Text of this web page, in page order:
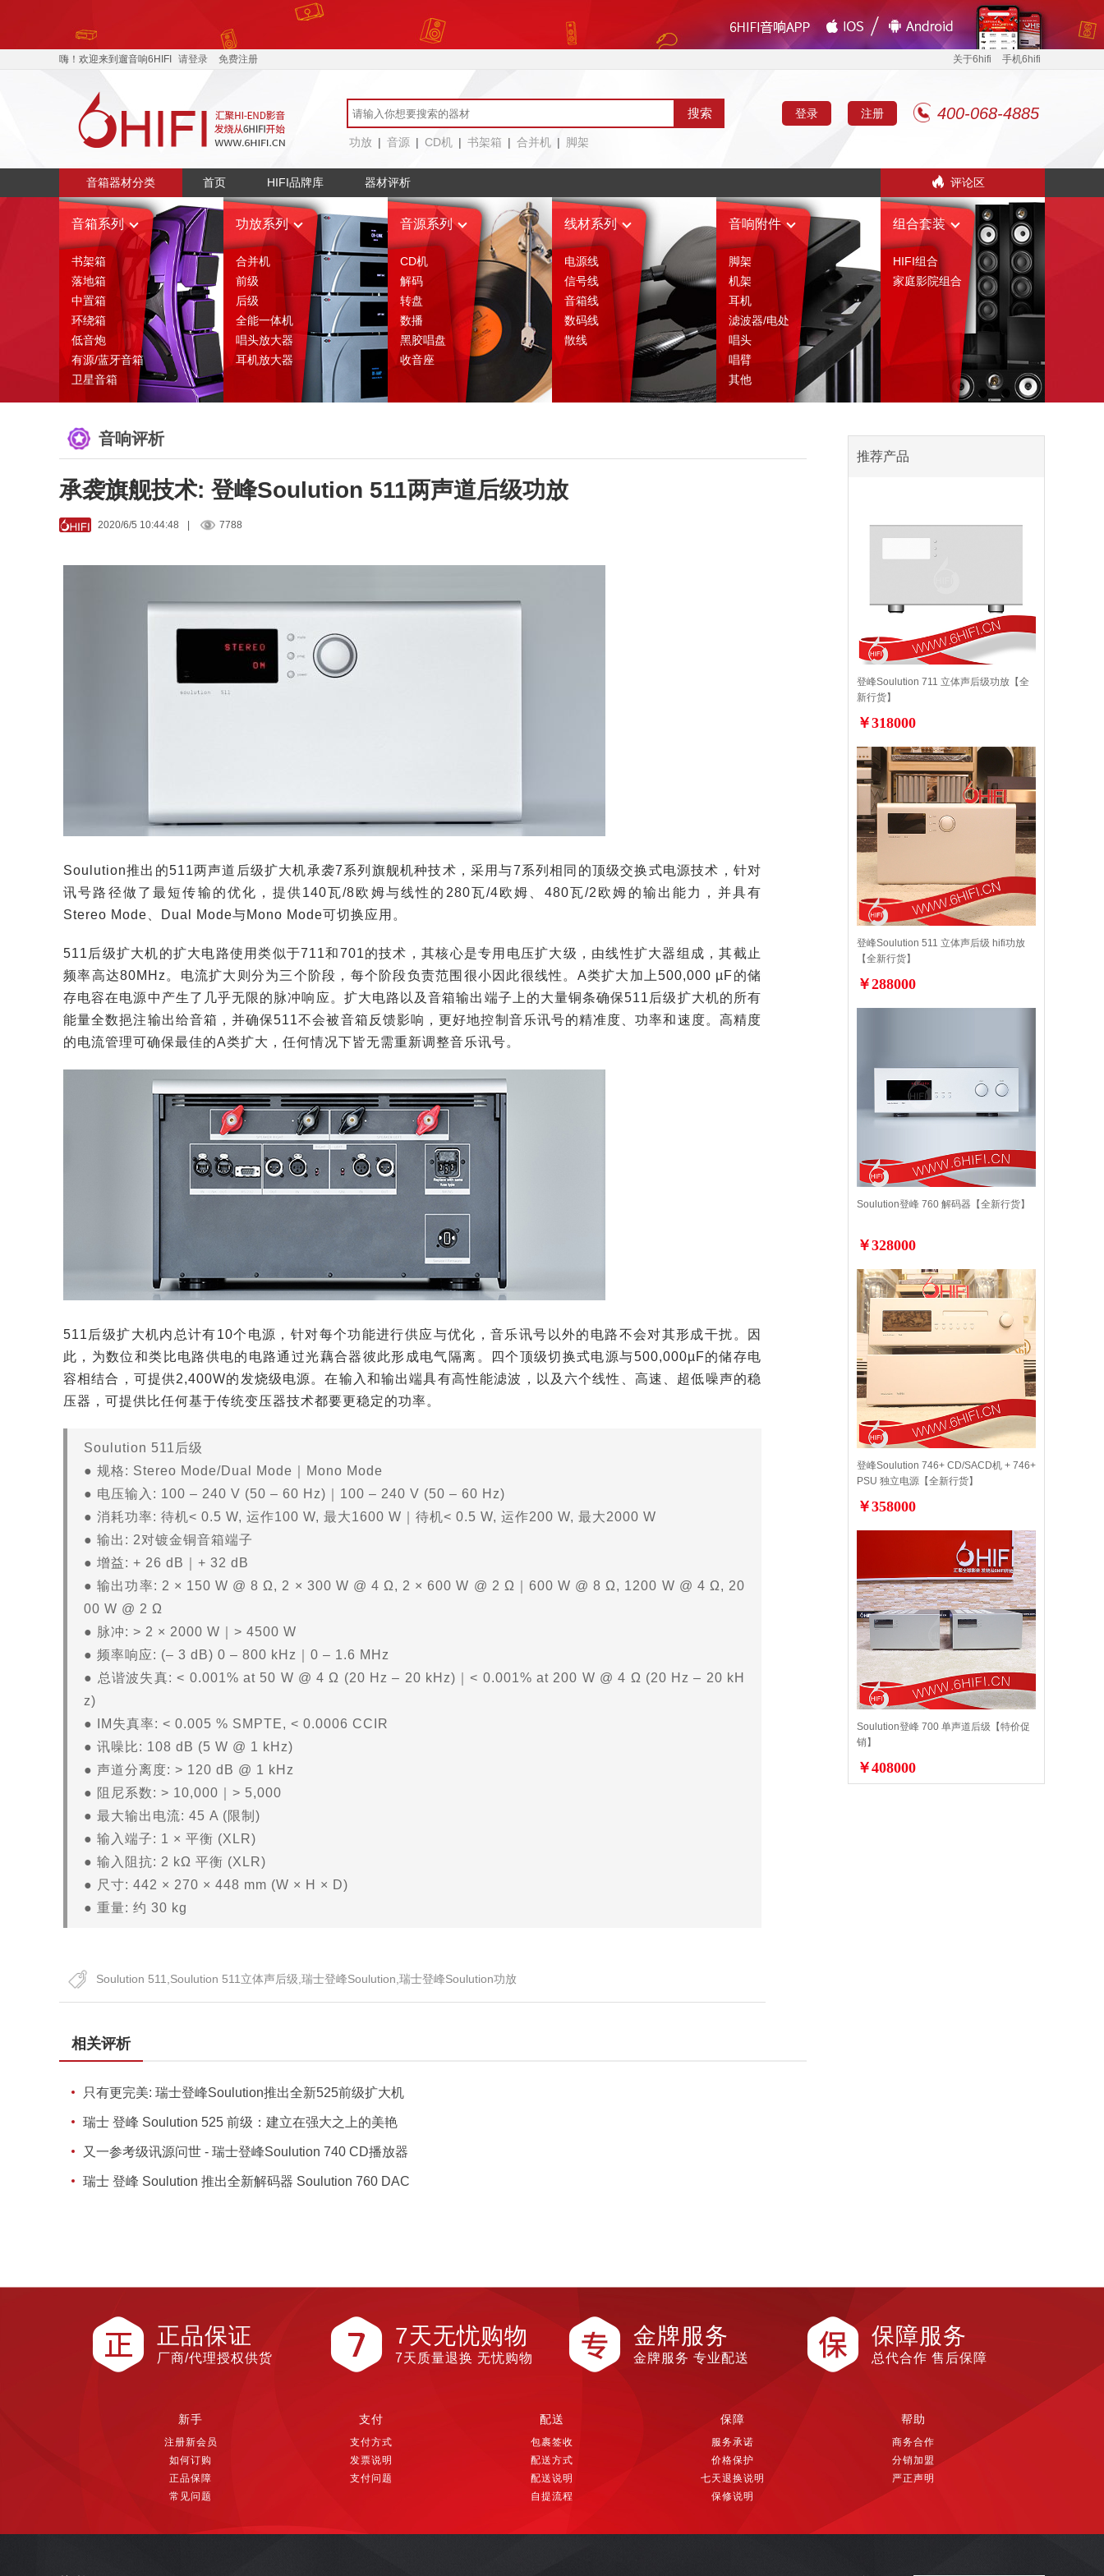
嗨！欢迎来到遛音响6HIFI 请登录 免费注册 关于6hifi 手机6hifi
功放 | 音源 | CD机 | 书架箱 | 合并机 | 脚架
登录 注册 400-068-4885
音箱器材分类 首页 HIFI品牌库 器材评析 评论区
音箱系列
书架箱
落地箱
中置箱
环绕箱
低音炮
有源/蓝牙音箱
卫星音箱
功放系列
合并机
前级
后级
全能一体机
唱头放大器
耳机放大器
音源系列
CD机
解码
转盘
数播
黑胶唱盘
收音座
线材系列
电源线
信号线
音箱线
数码线
散线
音响附件
脚架
机架
耳机
滤波器/电处
唱头
唱臂
其他
组合套装
HIFI组合
家庭影院组合
音响评析
承袭旗舰技术: 登峰Soulution 511两声道后级功放
2020/6/5 10:44:48 7788
Soulution推出的511两声道后级扩大机承袭7系列旗舰机种技术，采用与7系列相同的顶级交换式电源技术，针对
讯号路径做了最短传输的优化，提供140瓦/8欧姆与线性的280瓦/4欧姆、480瓦/2欧姆的输出能力，并具有
Stereo Mode、Dual Mode与Mono Mode可切换应用。
511后级扩大机的扩大电路使用类似于711和701的技术，其核心是专用电压扩大级，由线性扩大器组成，其截止
频率高达80MHz。电流扩大则分为三个阶段，每个阶段负责范围很小因此很线性。A类扩大加上500,000 µF的储
存电容在电源中产生了几乎无限的脉冲响应。扩大电路以及音箱输出端子上的大量铜条确保511后级扩大机的所有
能量全数挹注输出给音箱，并确保511不会被音箱反馈影响，更好地控制音乐讯号的精准度、功率和速度。高精度
的电流管理可确保最佳的A类扩大，任何情况下皆无需重新调整音乐讯号。
511后级扩大机内总计有10个电源，针对每个功能进行供应与优化，音乐讯号以外的电路不会对其形成干扰。因
此，为数位和类比电路供电的电路通过光藕合器彼此形成电气隔离。四个顶级切换式电源与500,000µF的储存电
容相结合，可提供2,400W的发烧级电源。在输入和输出端具有高性能滤波，以及六个线性、高速、超低噪声的稳
压器，可提供比任何基于传统变压器技术都要更稳定的功率。
Soulution 511后级
● 规格: Stereo Mode/Dual Mode｜Mono Mode
● 电压输入: 100 – 240 V (50 – 60 Hz)｜100 – 240 V (50 – 60 Hz)
● 消耗功率: 待机< 0.5 W, 运作100 W, 最大1600 W｜待机< 0.5 W, 运作200 W, 最大2000 W
● 输出: 2对镀金铜音箱端子
● 增益: + 26 dB｜+ 32 dB
● 输出功率: 2 × 150 W @ 8 Ω, 2 × 300 W @ 4 Ω, 2 × 600 W @ 2 Ω｜600 W @ 8 Ω, 1200 W @ 4 Ω, 20
00 W @ 2 Ω
● 脉冲: > 2 × 2000 W｜> 4500 W
● 频率响应: (– 3 dB) 0 – 800 kHz｜0 – 1.6 MHz
● 总谐波失真: < 0.001% at 50 W @ 4 Ω (20 Hz – 20 kHz)｜< 0.001% at 200 W @ 4 Ω (20 Hz – 20 kH
z)
● IM失真率: < 0.005 % SMPTE, < 0.0006 CCIR
● 讯噪比: 108 dB (5 W @ 1 kHz)
● 声道分离度: > 120 dB @ 1 kHz
● 阻尼系数: > 10,000｜> 5,000
● 最大输出电流: 45 A (限制)
● 输入端子: 1 × 平衡 (XLR)
● 输入阻抗: 2 kΩ 平衡 (XLR)
● 尺寸: 442 × 270 × 448 mm (W × H × D)
● 重量: 约 30 kg
Soulution 511,Soulution 511立体声后级,瑞士登峰Soulution,瑞士登峰Soulution功放
相关评析
只有更完美: 瑞士登峰Soulution推出全新525前级扩大机
瑞士 登峰 Soulution 525 前级：建立在强大之上的美艳
又一参考级讯源问世 - 瑞士登峰Soulution 740 CD播放器
瑞士 登峰 Soulution 推出全新解码器 Soulution 760 DAC
推荐产品
登峰Soulution 711 立体声后级功放【全
新行货】
￥318000
登峰Soulution 511 立体声后级 hifi功放
【全新行货】
￥288000
Soulution登峰 760 解码器【全新行货】
￥328000
登峰Soulution 746+ CD/SACD机 + 746+
PSU 独立电源【全新行货】
￥358000
Soulution登峰 700 单声道后级【特价促
销】
￥408000
正品保证
厂商/代理授权供货
7天无忧购物
7天质量退换 无忧购物
金牌服务
金牌服务 专业配送
保障服务
总代合作 售后保障
新手
注册新会员
如何订购
正品保障
常见问题
支付
支付方式
发票说明
支付问题
配送
包裹签收
配送方式
配送说明
自提流程
保障
服务承诺
价格保护
七天退换说明
保修说明
帮助
商务合作
分销加盟
严正声明